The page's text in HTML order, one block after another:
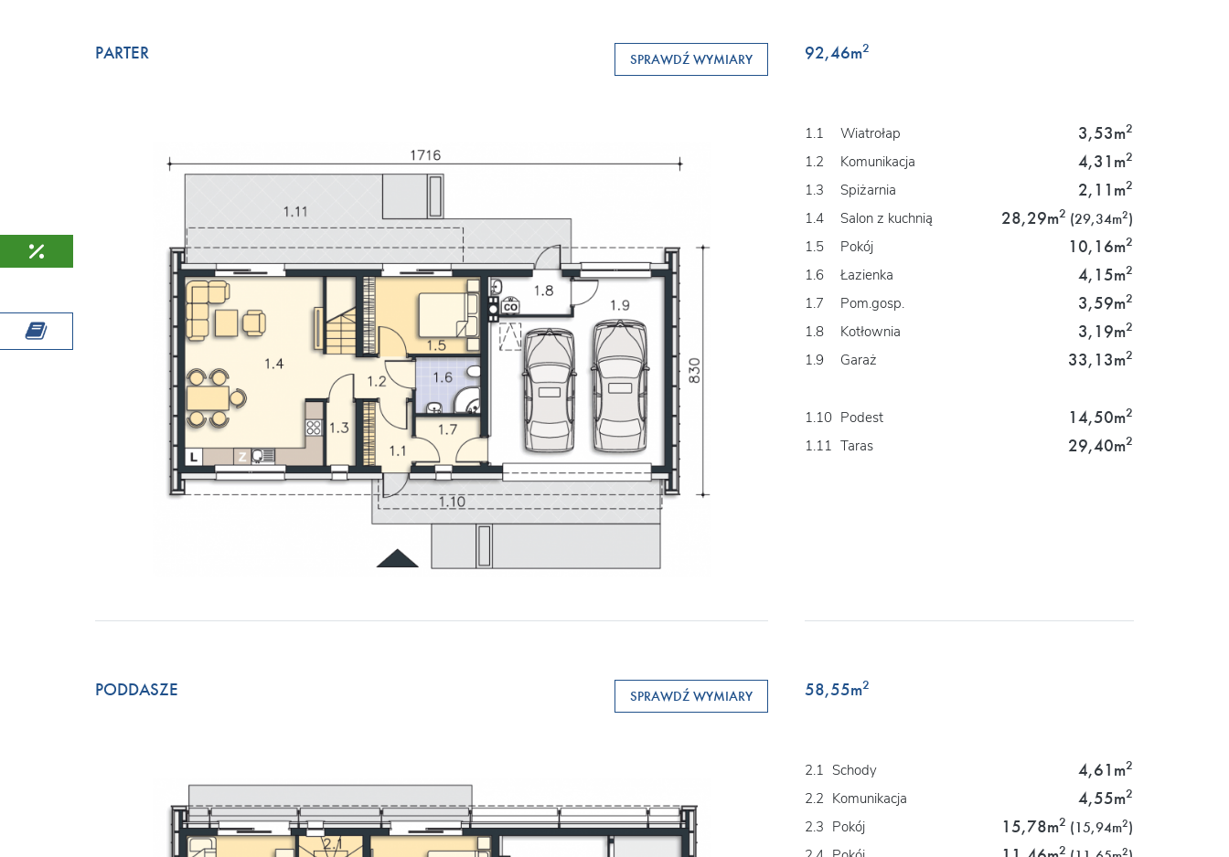
PARTER SPRAWDŹ WYMIARY 92,46m2
1.1 Wiatrołap 3,53m2
1.2 Komunikacja 4,31m2
1.3 Spiżarnia 2,11m2
1.4 Salon z kuchnią 28,29m2 (29,34m2)
1.5 Pokój 10,16m2
1.6 Łazienka 4,15m2
1.7 Pom.gosp. 3,59m2
1.8 Kotłownia 3,19m2
1.9 Garaż 33,13m2
1.10 Podest 14,50m2
1.11 Taras 29,40m2
PODDASZE SPRAWDŹ WYMIARY 58,55m2
2.1 Schody 4,61m2
2.2 Komunikacja 4,55m2
2.3 Pokój 15,78m2 (15,94m2)
2 2